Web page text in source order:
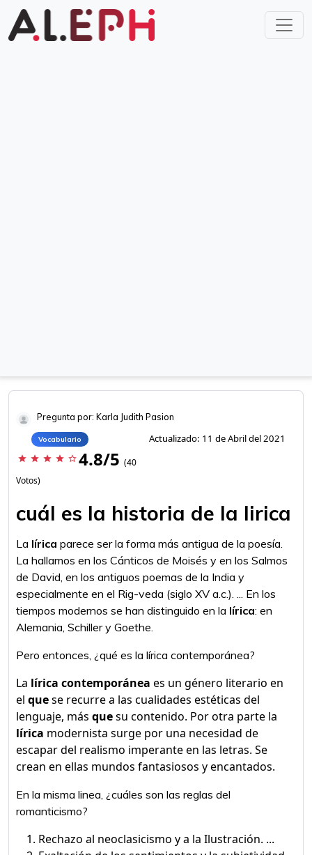
Pregunta por: Karla Judith Pasion
Vocabulario Actualizado: 11 de Abril del 2021
star star star star star_border 4.8/5 (40
Votos)
cuál es la historia de la lirica
La lírica parece ser la forma más antigua de la poesía.
La hallamos en los Cánticos de Moisés y en los Salmos
de David, en los antiguos poemas de la India y
especialmente en el Rig-veda (siglo XV a.c.). ... En los
tiempos modernos se han distinguido en la lírica: en
Alemania, Schiller y Goethe.
Pero entonces, ¿qué es la lírica contemporánea?
La lírica contemporánea es un género literario en
el quese recurre a las cualidades estéticas del
lenguaje, más quesu contenido. Por otra parte la
lírica modernista surge por una necesidad de
escapar del realismo imperante en las letras. Se
crean en ellas mundos fantasiosos y encantados.
En la misma linea, ¿cuáles son las reglas del
romanticismo?
Rechazo al neoclasicismo y a la Ilustración. ...